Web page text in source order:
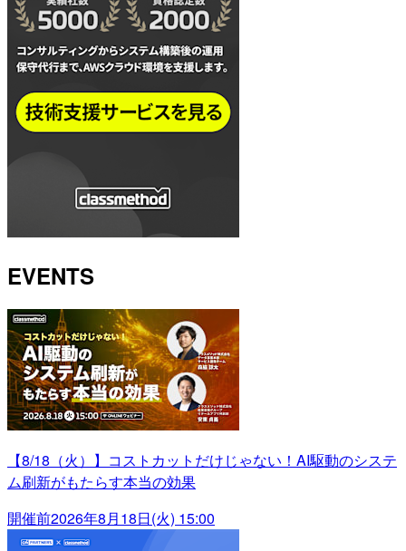
EVENTS
【8/18（火）】コストカットだけじゃない！AI駆動のシステ
ム刷新がもたらす本当の効果
開催前2026年8月18日(火) 15:00